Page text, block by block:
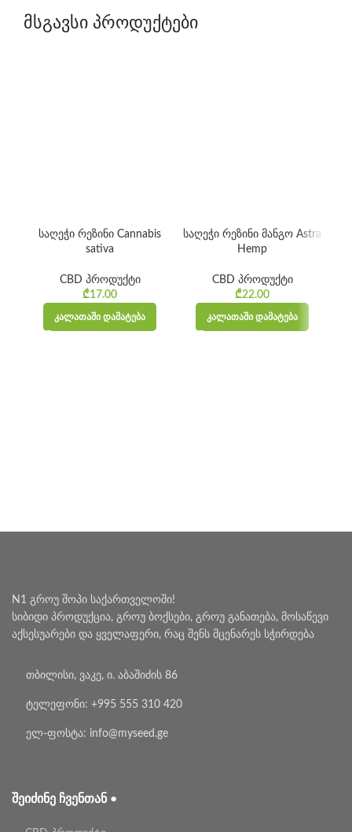
მსგავსი პროდუქტები
საღეჭი რეზინი Cannabis
sativa
CBD პროდუქტი
₾17.00
ᲙᲐᲚᲐᲗᲐᲨᲘ ᲓᲐᲛᲐᲢᲔᲑᲐ
საღეჭი რეზინი მანგო Astra
Hemp
CBD პროდუქტი
₾22.00
ᲙᲐᲚᲐᲗᲐᲨᲘ ᲓᲐᲛᲐᲢᲔᲑᲐ
N1 გროუ შოპი საქართველოში!
სიბიდი პროდუქცია, გროუ ბოქსები, გროუ განათება, მოსაწევი
აქსესუარები და ყველაფერი, რაც შენს მცენარეს სჭირდება
თბილისი, ვაკე, ი. აბაშიძის 86
ტელეფონი: +995 555 310 420
ელ-ფოსტა: info@myseed.ge
ᲨᲔᲘᲫᲘᲜᲔ ᲩᲕᲔᲜᲗᲐᲜ •